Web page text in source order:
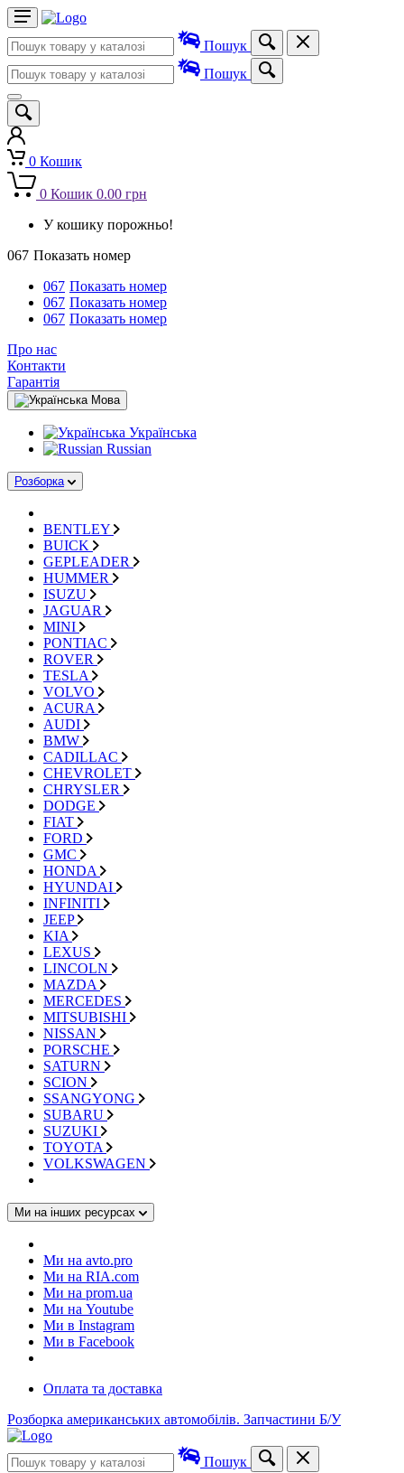
Пошук
Пошук
0 Кошик
0 Кошик 0.00 грн
У кошику порожньо!
067 Показать номер
067 Показать номер
067 Показать номер
067 Показать номер
Про нас
Контакти
Гарантія
Мова
Українська
Russian
Розборка
BENTLEY
BUICK
GEPLEADER
HUMMER
ISUZU
JAGUAR
MINI
PONTIAC
ROVER
TESLA
VOLVO
ACURA
AUDI
BMW
CADILLAC
CHEVROLET
CHRYSLER
DODGE
FIAT
FORD
GMC
HONDA
HYUNDAI
INFINITI
JEEP
KIA
LEXUS
LINCOLN
MAZDA
MERCEDES
MITSUBISHI
NISSAN
PORSCHE
SATURN
SCION
SSANGYONG
SUBARU
SUZUKI
TOYOTA
VOLKSWAGEN
Ми на інших ресурсах
Ми на avto.pro
Ми на RIA.com
Ми на prom.ua
Ми на Youtube
Ми в Instagram
Ми в Facebook
Оплата та доставка
Розборка американських автомобілів. Запчастини Б/У
Пошук